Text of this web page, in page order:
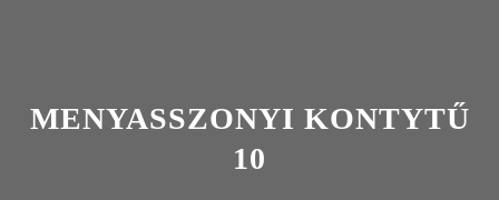
MENYASSZONYI KONTYTŰ
10